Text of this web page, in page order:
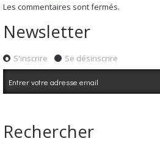
Les commentaires sont fermés.
Newsletter
S'inscrire Se désinscrire
Rechercher